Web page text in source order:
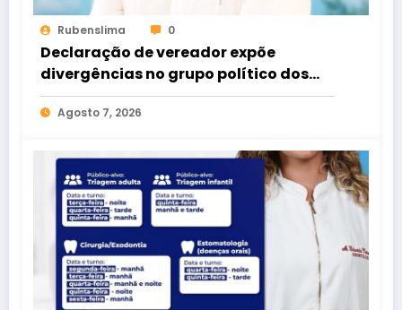
Rubenslima 0
Declaração de vereador expõe
divergências no grupo político dos
Rodrigues
Agosto 7, 2026